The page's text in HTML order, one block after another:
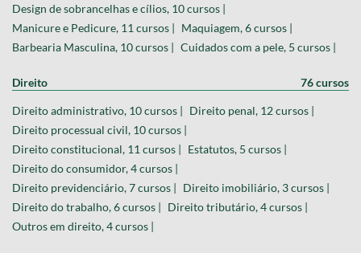
Design de sobrancelhas e cílios, 10 cursos |
Manicure e Pedicure, 11 cursos | Maquiagem, 6 cursos |
Barbearia Masculina, 10 cursos | Cuidados com a pele, 5 cursos |
Direito 76 cursos
Direito administrativo, 10 cursos | Direito penal, 12 cursos |
Direito processual civil, 10 cursos |
Direito constitucional, 11 cursos | Estatutos, 5 cursos |
Direito do consumidor, 4 cursos |
Direito previdenciário, 7 cursos | Direito imobiliário, 3 cursos |
Direito do trabalho, 6 cursos | Direito tributário, 4 cursos |
Outros em direito, 4 cursos |